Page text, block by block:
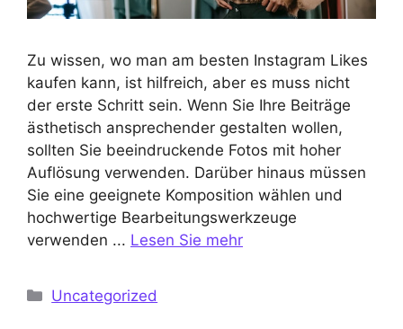
Zu wissen, wo man am besten Instagram Likes
kaufen kann, ist hilfreich, aber es muss nicht
der erste Schritt sein. Wenn Sie Ihre Beiträge
ästhetisch ansprechender gestalten wollen,
sollten Sie beeindruckende Fotos mit hoher
Auflösung verwenden. Darüber hinaus müssen
Sie eine geeignete Komposition wählen und
hochwertige Bearbeitungswerkzeuge
verwenden ... Lesen Sie mehr
Kategorien
Uncategorized